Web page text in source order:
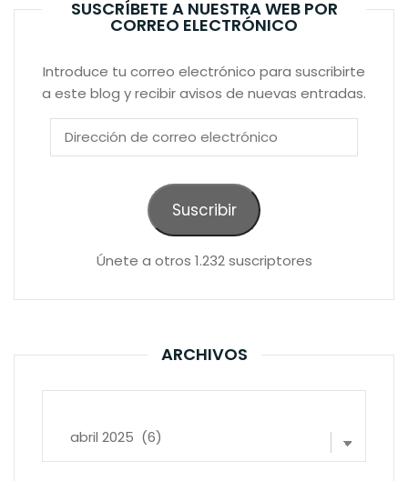
SUSCRÍBETE A NUESTRA WEB POR
CORREO ELECTRÓNICO
Introduce tu correo electrónico para suscribirte
a este blog y recibir avisos de nuevas entradas.
Dirección
Suscribir
Únete a otros 1.232 suscriptores
ARCHIVOS